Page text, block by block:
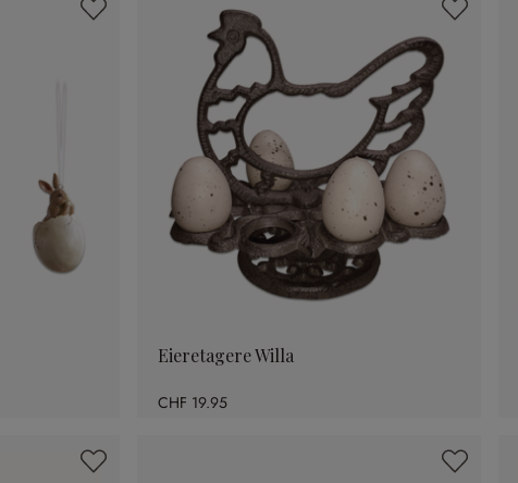
Eieretagere Willa
CHF 19.95